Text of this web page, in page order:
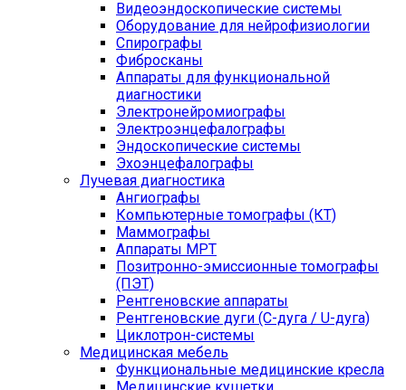
Видеоэндоскопические системы
Оборудование для нейрофизиологии
Спирографы
Фибросканы
Аппараты для функциональной
диагностики
Электронейромиографы
Электроэнцефалографы
Эндоскопические системы
Эхоэнцефалографы
Лучевая диагностика
Ангиографы
Компьютерные томографы (КТ)
Маммографы
Аппараты МРТ
Позитронно-эмиссионные томографы
(ПЭТ)
Рентгеновские аппараты
Рентгеновские дуги (С-дуга / U-дуга)
Циклотрон-системы
Медицинская мебель
Функциональные медицинские кресла